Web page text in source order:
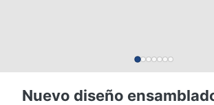
Nuevo diseño